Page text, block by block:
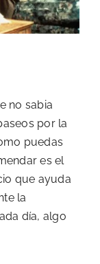
no sabia
por la
puedas
es el
que ayuda
la
día, algo